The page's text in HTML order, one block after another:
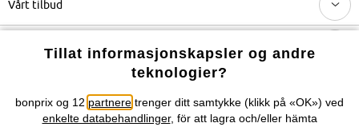
Vårt tilbud
Selskapet
Tillat informasjonskapsler og andre
teknologier?
bonprix og 12 partnere trenger ditt samtykke (klikk på «OK») ved
enkelte databehandlinger, för att lagra och/eller hämta